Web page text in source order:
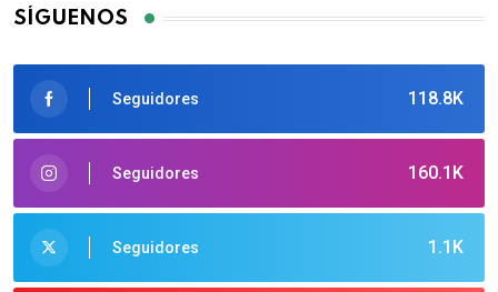
SÍGUENOS
118.8K
Seguidores
160.1K
Seguidores
1.1K
Seguidores